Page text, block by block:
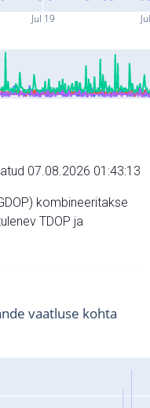
Jul 19
07.08.2026 01:43:13
kombineeritakse
TDOP ja
vaatluse kohta